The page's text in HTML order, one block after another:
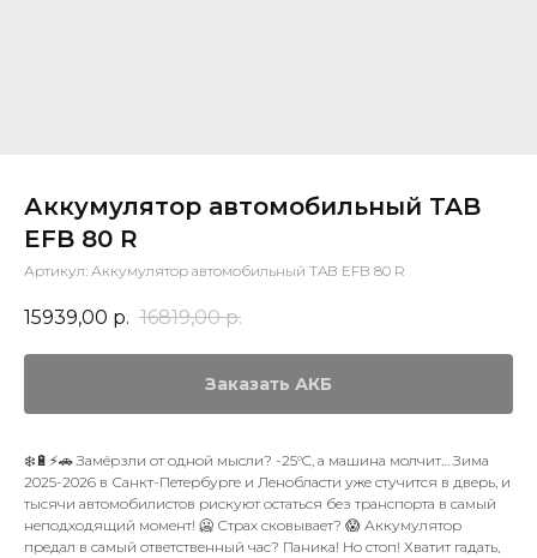
Аккумулятор автомобильный TAB
EFB 80 R
Артикул: Аккумулятор автомобильный TAB EFB 80 R
15939,00 р. 16819,00 р.
Заказать АКБ
❄️🔋⚡🚗 Замёрзли от одной мысли? -25°C, а машина молчит… Зима
2025-2026 в Санкт-Петербурге и Ленобласти уже стучится в дверь, и
тысячи автомобилистов рискуют остаться без транспорта в самый
неподходящий момент! 🥶 Страх сковывает? 😱 Аккумулятор
предал в самый ответственный час? Паника! Но стоп! Хватит гадать,